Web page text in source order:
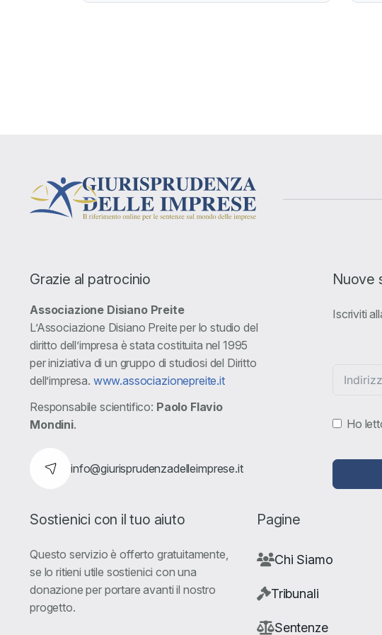
Grazie al patrocinio
Associazione Disiano Preite
L’Associazione Disiano Preite per lo studio del
diritto dell’impresa è stata costituita nel 1995
per iniziativa di un gruppo di studiosi del Diritto
dell’impresa. www.associazionepreite.it
Responsabile scientifico: Paolo Flavio
Mondini.
info@giurisprudenzadelleimprese.it
Nuove
Iscriviti
Ho
Sostienici con il tuo aiuto
Questo servizio è offerto gratuitamente,
se lo ritieni utile sostienici con una
donazione per portare avanti il nostro
progetto.
Pagine
Chi Siamo
Tribunali
Sentenze